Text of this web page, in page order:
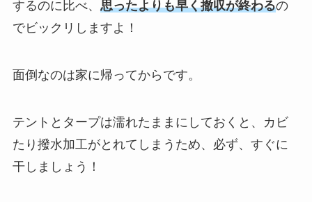
するのに比べ、 思ったよりも早く撤収が終わるの
でビックリしますよ！
面倒なのは家に帰ってからです。
テントとタープは濡れたままにしておくと、カビ
たり撥水加工がとれてしまうため、必ず、すぐに
干しましょう！